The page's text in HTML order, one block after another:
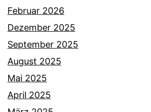
Februar 2026
Dezember 2025
September 2025
August 2025
Mai 2025
April 2025